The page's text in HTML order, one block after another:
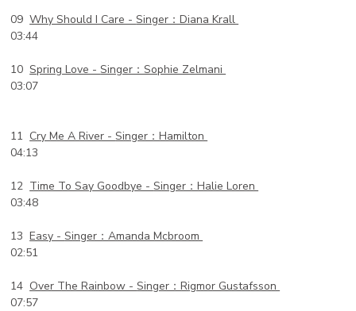
09Why Should I Care -Singer：Diana Krall
03:44
10Spring Love -Singer：Sophie Zelmani
03:07
11 Cry Me A River -Singer：Hamilton
04:13
12 Time To Say Goodbye -Singer：Halie Loren
03:48
13Easy -Singer：Amanda Mcbroom
02:51
14 Over The Rainbow -Singer：Rigmor Gustafsson
07:57